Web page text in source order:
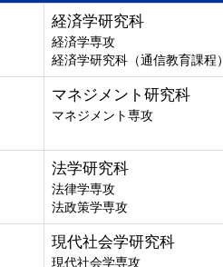
経済学研究科
経済学専攻
経済学研究科（通信教育課程）
マネジメント研究科
マネジメント専攻
法学研究科
法律学専攻
法政策学専攻
現代社会学研究科
現代社会学専攻